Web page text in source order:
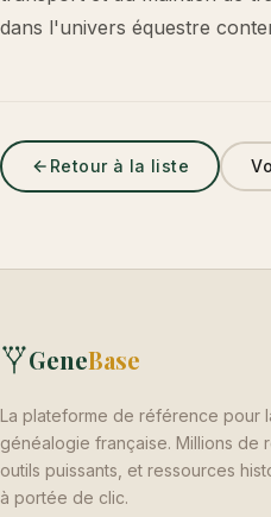
dans l'univers équestre
Retour à la liste
GeneBase
La plateforme de référence pour
généalogie française. Millions de
outils puissants, et ressources
à portée de clic.